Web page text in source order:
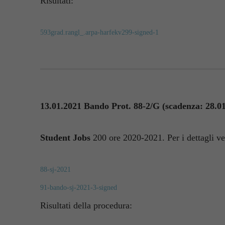
593grad.rangl_.arpa-harfekv299-signed-1
13.01.2021 Bando Prot. 88-2/G (scadenza:
Student Jobs 200 ore 2020-2021. Per i dettagli
88-sj-2021
91-bando-sj-2021-3-signed
Risultati della procedura: